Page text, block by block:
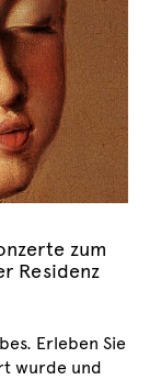
zum
Residenz
Erleben Sie
wurde und